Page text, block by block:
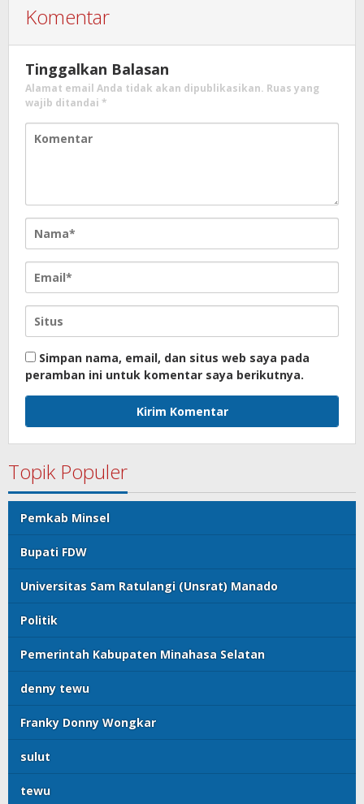
Komentar
Tinggalkan Balasan
Alamat email Anda tidak akan dipublikasikan. Ruas yang
wajib ditandai *
Simpan nama, email, dan situs web saya pada
peramban ini untuk komentar saya berikutnya.
Topik Populer
Pemkab Minsel
Bupati FDW
Universitas Sam Ratulangi (Unsrat) Manado
Politik
Pemerintah Kabupaten Minahasa Selatan
denny tewu
Franky Donny Wongkar
sulut
tewu